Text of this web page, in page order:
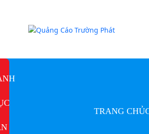
TRANG CHỦ